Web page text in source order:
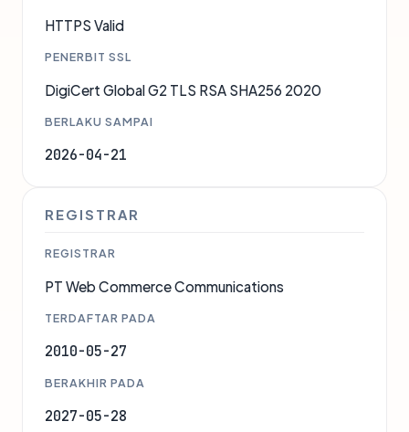
HTTPS Valid
PENERBIT SSL
DigiCert Global G2 TLS RSA SHA256 2020
BERLAKU SAMPAI
2026-04-21
REGISTRAR
REGISTRAR
PT Web Commerce Communications
TERDAFTAR PADA
2010-05-27
BERAKHIR PADA
2027-05-28